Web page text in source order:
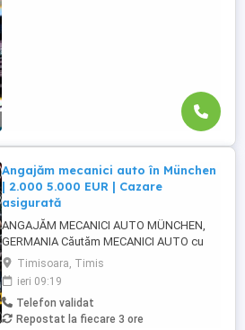
Angajăm mecanici auto în München
| 2.000 5.000 EUR | Cazare
asigurată
ANGAJĂM MECANICI AUTO MÜNCHEN,
GERMANIA Căutăm MECANICI AUTO cu
experiență pentru activitate în München,
Germania. SALARIU: între 2.000 și 5.000
EUR, în funcție de experiență și nivelul de
pregătire. CAZARE ASIGURATĂ Căutăm
persoane serioase, responsabile și cu
Timisoara, Timis
ieri 09:19
Telefon validat
Repostat la fiecare 3 ore